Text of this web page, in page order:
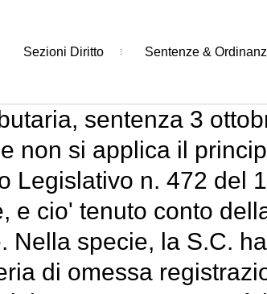
Sezioni Diritto Sentenze &
sentenza 3
non si applica il
Legislativo n. 472 del
e cio' tenuto conto
Nella specie, la S.C.
di omessa